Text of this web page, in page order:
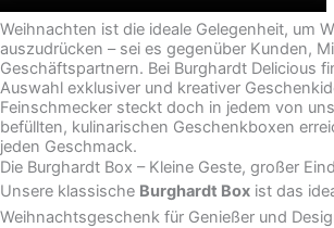
Weihnachten ist die ideale Gelegenheit, um
auszudrücken – sei es gegenüber Kunden,
Geschäftspartnern. Bei Burghardt Delicious
Auswahl exklusiver und kreativer
Feinschmecker steckt doch in jedem von
befüllten, kulinarischen Geschenkboxen
jeden Geschmack.
Die Burghardt Box – Kleine Geste, großer
Unsere klassische Burghardt Box ist das
Weihnachtsgeschenk für Genießer und